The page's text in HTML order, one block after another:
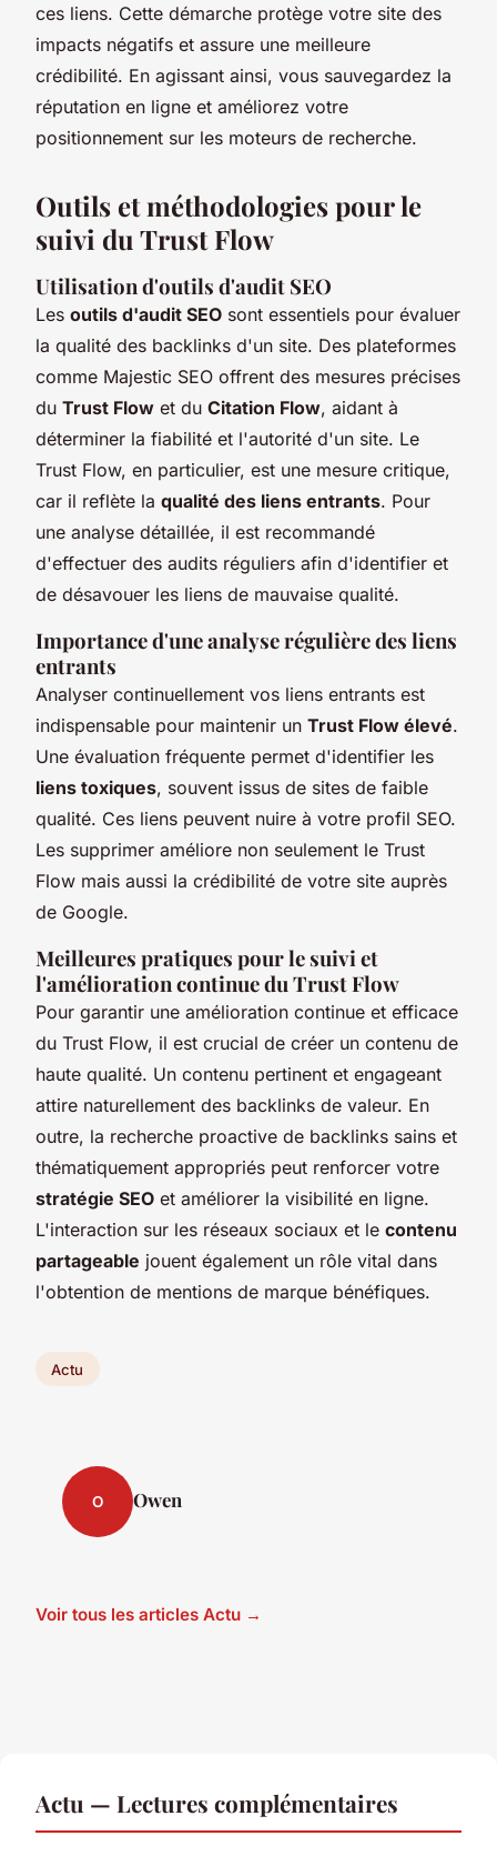
ces liens. Cette démarche protège votre site des
impacts négatifs et assure une meilleure
crédibilité. En agissant ainsi, vous sauvegardez la
réputation en ligne et améliorez votre
positionnement sur les moteurs de recherche.
Outils et méthodologies pour le
suivi du Trust Flow
Utilisation d'outils d'audit SEO
Les outils d'audit SEO sont essentiels pour évaluer
la qualité des backlinks d'un site. Des plateformes
comme Majestic SEO offrent des mesures précises
du Trust Flow et du Citation Flow, aidant à
déterminer la fiabilité et l'autorité d'un site. Le
Trust Flow, en particulier, est une mesure critique,
car il reflète la qualité des liens entrants. Pour
une analyse détaillée, il est recommandé
d'effectuer des audits réguliers afin d'identifier et
de désavouer les liens de mauvaise qualité.
Importance d'une analyse régulière des liens
entrants
Analyser continuellement vos liens entrants est
indispensable pour maintenir un Trust Flow élevé.
Une évaluation fréquente permet d'identifier les
liens toxiques, souvent issus de sites de faible
qualité. Ces liens peuvent nuire à votre profil SEO.
Les supprimer améliore non seulement le Trust
Flow mais aussi la crédibilité de votre site auprès
de Google.
Meilleures pratiques pour le suivi et
l'amélioration continue du Trust Flow
Pour garantir une amélioration continue et efficace
du Trust Flow, il est crucial de créer un contenu de
haute qualité. Un contenu pertinent et engageant
attire naturellement des backlinks de valeur. En
outre, la recherche proactive de backlinks sains et
thématiquement appropriés peut renforcer votre
stratégie SEO et améliorer la visibilité en ligne.
L'interaction sur les réseaux sociaux et le contenu
partageable jouent également un rôle vital dans
l'obtention de mentions de marque bénéfiques.
Actu
O Owen
Voir tous les articles Actu →
Actu — Lectures complémentaires